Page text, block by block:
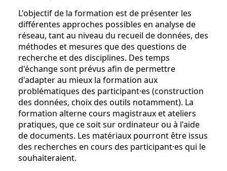
L'objectif de la formation est de présenter les
différentes approches possibles en analyse de
réseau, tant au niveau du recueil de données, des
méthodes et mesures que des questions de
recherche et des disciplines. Des temps
d'échange sont prévus afin de permettre
d'adapter au mieux la formation aux
problématiques des participant·es (construction
des données, choix des outils notamment). La
formation alterne cours magistraux et ateliers
pratiques, que ce soit sur ordinateur ou à l'aide
de documents. Les matériaux pourront être issus
des recherches en cours des participant·es qui le
souhaiteraient.